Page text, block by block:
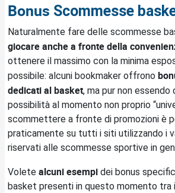
Bonus Scommesse
Naturalmente fare delle scommesse
giocare anche a fronte della
ottenere il massimo con la minima
possibile: alcuni bookmaker offrono
dedicati al basket, ma pur non essendo
possibilità al momento non proprio
scommettere a fronte di promozioni è
praticamente su tutti i siti utilizzando i
riservati alle scommesse sportive in
Volete alcuni esempi dei bonus
basket presenti in questo momento tra